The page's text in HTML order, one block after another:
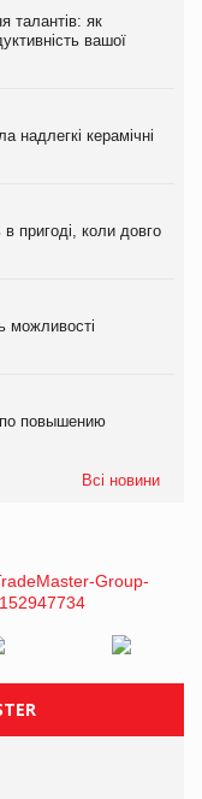
талантів: як
вашої
надлегкі керамічні
пригоді, коли довго
можливості
повышению
Всі новини